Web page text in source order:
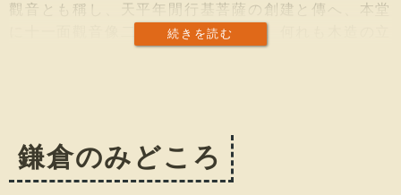
続きを読む
觀音とも稱し、天平年閒行基菩薩の創建と傳へ、本堂
に十一面觀音像二體を安置して居る。何れも木造の立
定されて居る。吾妻鏡には賴朝、政子及實朝の屢々參
詣した記事があり、文治元年十一月廿三日の條には
鎌倉のみどころ